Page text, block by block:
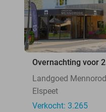
Overnachting voor
Landgoed
Elspeet
Verkocht: 3.265